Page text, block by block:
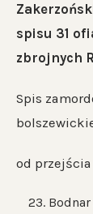
spisu 31
zbrojnych
Spis
od przejścia